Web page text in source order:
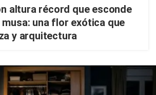
altura récord que esconde
una flor exótica que
y arquitectura